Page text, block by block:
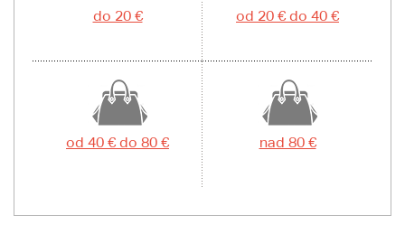
do 20 € od 20 € do 40 €
od 40 € do 80 € nad 80 €